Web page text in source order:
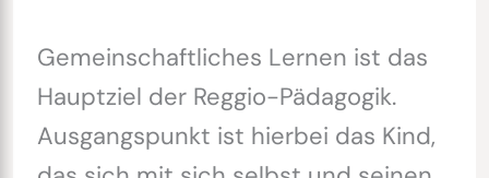
Gemeinschaftliches Lernen ist das
Hauptziel der Reggio-Pädagogik.
Ausgangspunkt ist hierbei das Kind,